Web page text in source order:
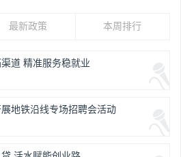
最新政策 本周排行
道 精准服务稳就业
地铁沿线专场招聘会活动